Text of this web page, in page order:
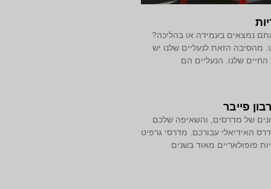
נמצאים בעמידה או בהליכה?
מהסיבה הזאת לנעליים שלנו יש
שלנו. הנעליים הם
פייבר
של מדרסים, והשאיפה שלכם
האידיאלי עבורכם. מדרסי גרפיט
פופולאריים מאוד בשנים